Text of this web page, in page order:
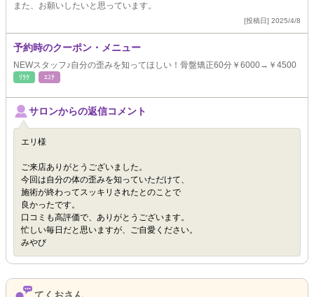
また、お願いしたいと思っています。
[投稿日] 2025/4/8
予約時のクーポン・メニュー
NEWスタッフ♪自分の歪みを知ってほしい！骨盤矯正60分￥6000→￥4500
ﾘﾗｸ ｴｽﾃ
サロンからの返信コメント
エリ様
ご来店ありがとうございました。
今回は自分の体の歪みを知っていただけて、
施術が終わってスッキリされたとのことで
良かったです。
口コミも高評価で、ありがとうございます。
忙しい毎日だと思いますが、ご自愛ください。
みやび